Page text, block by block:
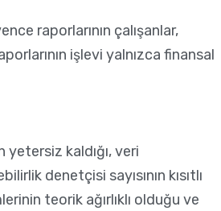
raporlarının çalışanlar,
işlevi yalnızca finansal
kaldığı, veri
denetçisi sayısının kısıtlı
teorik ağırlıklı olduğu ve